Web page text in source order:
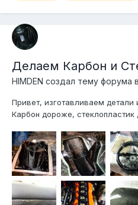
Делаем Карбон и
HIMDEN создал тему форума в
Привет, изготавливаем детали
Карбон дороже,
работы и чуть процесс
сложная. Заказы заранее, в
личке....